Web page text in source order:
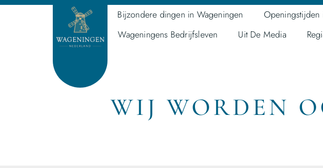
Bijzondere dingen in Wageningen Openingstijden
Wageningens Bedrijfsleven
Uit De Media
WIJ WORDEN